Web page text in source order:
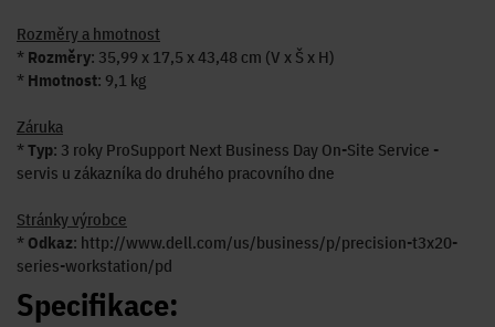
Rozměry a hmotnost
* Rozměry: 35,99 x 17,5 x 43,48 cm (V x Š x H)
* Hmotnost: 9,1 kg
Záruka
*Typ: 3 roky ProSupport Next Business Day On-Site Service -
servis u zákazníka do druhého pracovního dne
Stránky výrobce
* Odkaz: http://www.dell.com/us/business/p/precision-t3x20-
series-workstation/pd
Specifikace: